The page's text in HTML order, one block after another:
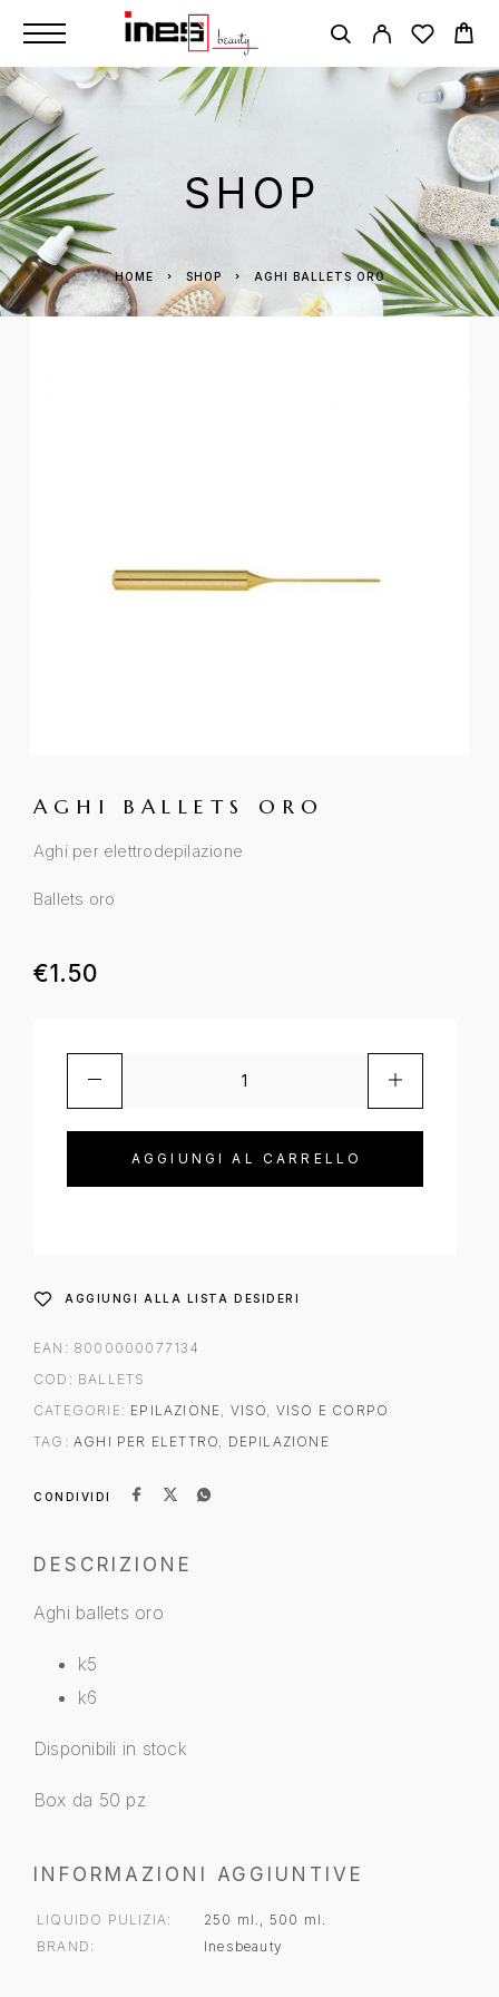
SHOP
HOME SHOP AGHI BALLETS ORO
AGHI BALLETS ORO
Aghi per elettrodepilazione
Ballets oro
€1.50
AGGIUNGI AL CARRELLO
AGGIUNGI ALLA LISTA DESIDERI
EAN: 8000000077134
COD: BALLETS
CATEGORIE: EPILAZIONE, VISO, VISO E CORPO
TAG: AGHI PER ELETTRO, DEPILAZIONE
CONDIVIDI
DESCRIZIONE
Aghi ballets oro
k5
k6
Disponibili in stock
Box da 50 pz
INFORMAZIONI AGGIUNTIVE
LIQUIDO PULIZIA
250 ml., 500 ml.
BRAND
Inesbeauty